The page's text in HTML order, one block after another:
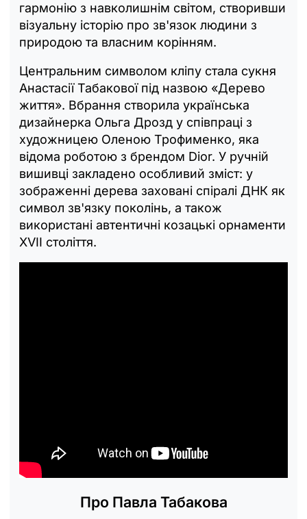
гармонію з навколишнім світом, створивши
візуальну історію про зв'язок людини з
природою та власним корінням.
Центральним символом кліпу стала сукня
Анастасії Табакової під назвою «Дерево
життя». Вбрання створила українська
дизайнерка Ольга Дрозд у співпраці з
художницею Оленою Трофименко, яка
відома роботою з брендом Dior. У ручній
вишивці закладено особливий зміст: у
зображенні дерева заховані спіралі ДНК як
символ зв'язку поколінь, а також
використані автентичні козацькі орнаменти
XVII століття.
Про Павла Табакова